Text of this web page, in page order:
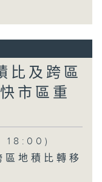
比及跨區
市區重
18:00)
地積比轉移